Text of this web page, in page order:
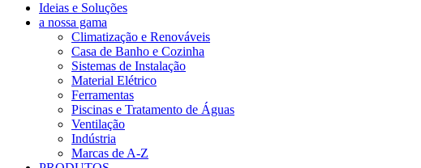
Ideias e Soluções
a nossa gama
Climatização e Renováveis
Casa de Banho e Cozinha
Sistemas de Instalação
Material Elétrico
Ferramentas
Piscinas e Tratamento de Águas
Ventilação
Indústria
Marcas de A-Z